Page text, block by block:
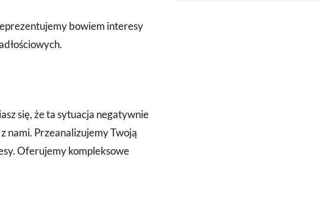
bowiem interesy
się, że ta sytuacja negatywnie
nami. Przeanalizujemy Twoją
Oferujemy kompleksowe